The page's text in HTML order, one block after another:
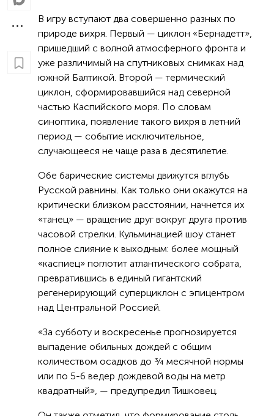
В игру вступают два совершенно разных по
природе вихря. Первый — циклон «Бернадетт»,
пришедший с волной атмосферного фронта и
уже различимый на спутниковых снимках над
южной Балтикой. Второй — термический
циклон, сформировавшийся над северной
частью Каспийского моря. По словам
синоптика, появление такого вихря в летний
период — событие исключительное,
случающееся не чаще раза в десятилетие.
Обе барические системы движутся вглубь
Русской равнины. Как только они окажутся на
критически близком расстоянии, начнется их
«танец» — вращение друг вокруг друга против
часовой стрелки. Кульминацией шоу станет
полное слияние к выходным: более мощный
«каспиец» поглотит атлантического собрата,
превратившись в единый гигантский
регенерирующий суперциклон с эпицентром
над Центральной Россией.
«За субботу и воскресенье прогнозируется
выпадение обильных дождей с общим
количеством осадков до ¾ месячной нормы
или по 5-6 ведер дождевой воды на метр
квадратный», — предупредил Тишковец.